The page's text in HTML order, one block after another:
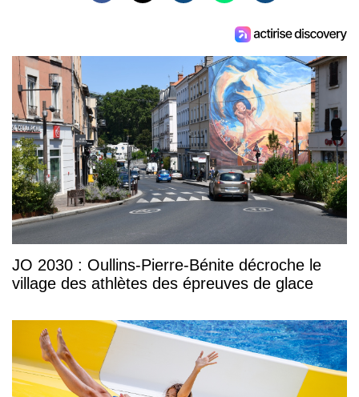
JO 2030 : Oullins-Pierre-Bénite décroche le
village des athlètes des épreuves de glace